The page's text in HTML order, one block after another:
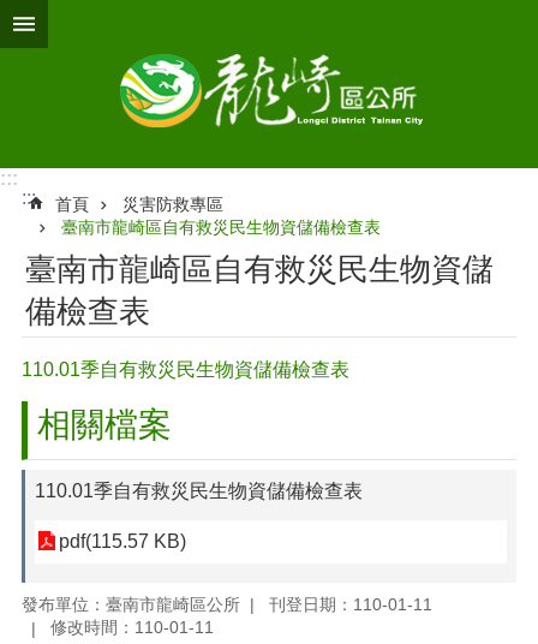
跳到主要內容區塊
:::
:::
首頁
災害防救專區
臺南市龍崎區自有救災民生物資儲備檢查表
臺南市龍崎區自有救災民生物資儲
備檢查表
110.01季自有救災民生物資儲備檢查表
相關檔案
110.01季自有救災民生物資儲備檢查表
pdf(115.57 KB)
發布單位：臺南市龍崎區公所
刊登日期：110-01-11
修改時間：110-01-11